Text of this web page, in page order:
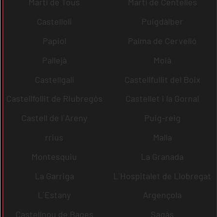
Castellolí
Puigdàlber
Papiol
Palma de Cervelló
Pallejà
Moià
Castellgalí
Castellfullit del Boix
Castellfollit de Riubregós
Castellet i la Gornal
Castell de l´Areny
Puig-reig
rrius
Malla
Montesquiu
La Granada
La Garriga
L´Hospitalet de Llobregat
L´Estany
Argençola
Castellnou de Bages
Sagàs